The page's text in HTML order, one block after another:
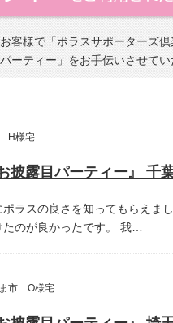
客様で「ポラスサポーターズ
ーティー」をお手伝いさせてい
H様宅
ラスの良さを知ってもらえまし
のが良かったです。
我…
市 O様宅